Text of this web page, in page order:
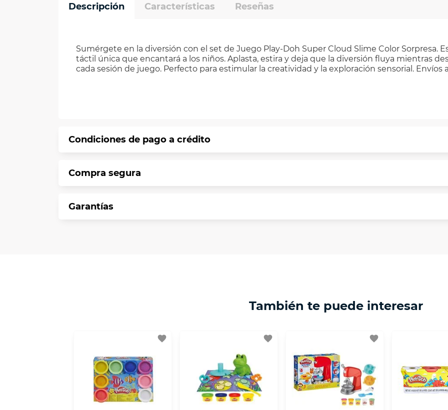
Descripción Características Reseñas
Sumérgete en la diversión con el set de Juego Play-Doh Super Cloud Slime Color Sorpresa.
táctil única que encantará a los niños. Aplasta, estira y deja que la diversión fluya mientras
cada sesión de juego. Perfecto para estimular la creatividad y la exploración sensorial. Envíos
Condiciones de pago a crédito
Compra segura
Garantías
También te puede interesar
favorite favorite favorite